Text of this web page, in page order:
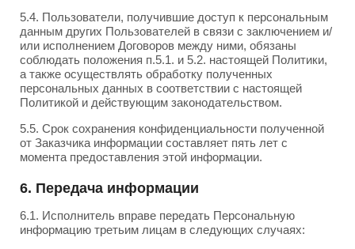
5.4. Пользователи, получившие доступ к персональным
данным других Пользователей в связи с заключением и/
или исполнением Договоров между ними, обязаны
соблюдать положения п.5.1. и 5.2. настоящей Политики,
а также осуществлять обработку полученных
персональных данных в соответствии с настоящей
Политикой и действующим законодательством.
5.5. Срок сохранения конфиденциальности полученной
от Заказчика информации составляет пять лет с
момента предоставления этой информации.
6. Передача информации
6.1. Исполнитель вправе передать Персональную
информацию третьим лицам в следующих случаях: